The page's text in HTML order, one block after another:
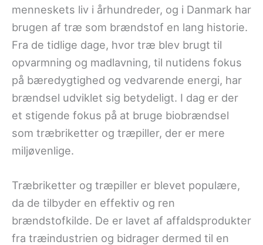
menneskets liv i århundreder, og i Danmark har
brugen af træ som brændstof en lang historie.
Fra de tidlige dage, hvor træ blev brugt til
opvarmning og madlavning, til nutidens fokus
på bæredygtighed og vedvarende energi, har
brændsel udviklet sig betydeligt. I dag er der
et stigende fokus på at bruge biobrændsel
som træbriketter og træpiller, der er mere
miljøvenlige.
Træbriketter og træpiller er blevet populære,
da de tilbyder en effektiv og ren
brændstofkilde. De er lavet af affaldsprodukter
fra træindustrien og bidrager dermed til en